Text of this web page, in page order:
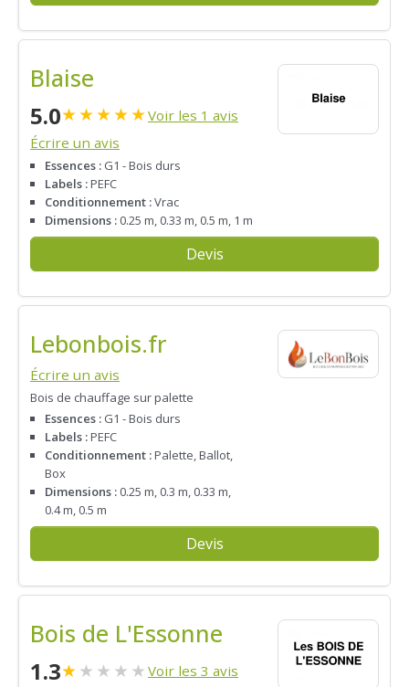
Blaise
5.0★★★★★Voir les 1 avis
Écrire un avis
Essences : G1 - Bois durs
Labels :PEFC
Conditionnement :Vrac
Dimensions : 0.25 m, 0.33 m, 0.5 m, 1 m
Devis
Lebonbois.fr
Écrire un avis
Bois de chauffage sur palette
Essences : G1 - Bois durs
Labels :PEFC
Conditionnement :Palette, Ballot,
Box
Dimensions : 0.25 m, 0.3 m, 0.33 m,
0.4 m, 0.5 m
Devis
Bois de L'Essonne
1.3★★ ★ ★ ★ Voir les 3 avis